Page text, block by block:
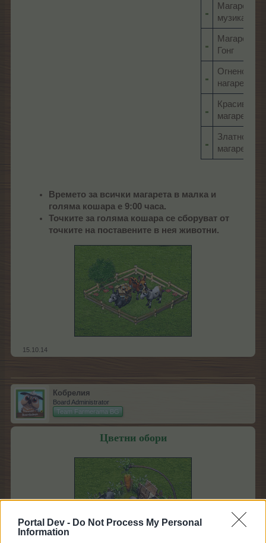
Portal Dev - Do Not Process My Personal
Information
Магаре
музикант
Магаре
Гонг
Огнено
нагаре
Красивоухо
магаре
Златно
магаре
Времето за всички магарета в малка и
голяма кошара е 9:00 часа.
Точките за голяма кошара се сборуват от
точките на поставените в нея животни.
15.10.14
Кобрелия
Board Administrator
Team Farmerama BG
Цветни обори